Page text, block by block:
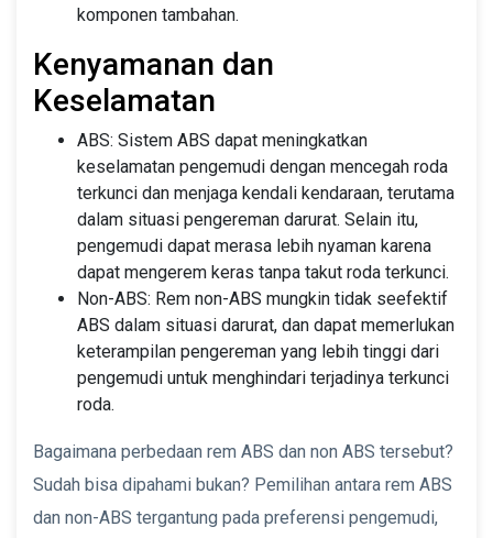
komponen tambahan.
Kenyamanan dan
Keselamatan
ABS: Sistem ABS dapat meningkatkan
keselamatan pengemudi dengan mencegah roda
terkunci dan menjaga kendali kendaraan, terutama
dalam situasi pengereman darurat. Selain itu,
pengemudi dapat merasa lebih nyaman karena
dapat mengerem keras tanpa takut roda terkunci.
Non-ABS: Rem non-ABS mungkin tidak seefektif
ABS dalam situasi darurat, dan dapat memerlukan
keterampilan pengereman yang lebih tinggi dari
pengemudi untuk menghindari terjadinya terkunci
roda.
Bagaimana perbedaan rem ABS dan non ABS tersebut?
Sudah bisa dipahami bukan? Pemilihan antara rem ABS
dan non-ABS tergantung pada preferensi pengemudi,